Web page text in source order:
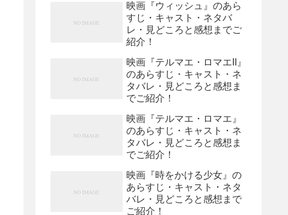
映画『ウィッシュ』のあら
すじ・キャスト・ネタバ
レ・見どころと感想までご
紹介！
映画『テルマエ・ロマエII』
のあらすじ・キャスト・ネ
タバレ・見どころと感想ま
でご紹介！
映画『テルマエ・ロマエ』
のあらすじ・キャスト・ネ
タバレ・見どころと感想ま
でご紹介！
映画『時をかける少女』の
あらすじ・キャスト・ネタ
バレ・見どころと感想まで
ご紹介！